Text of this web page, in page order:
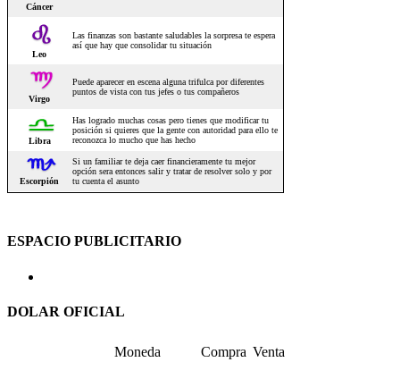
ESPACIO PUBLICITARIO
DOLAR OFICIAL
Moneda Compra Venta